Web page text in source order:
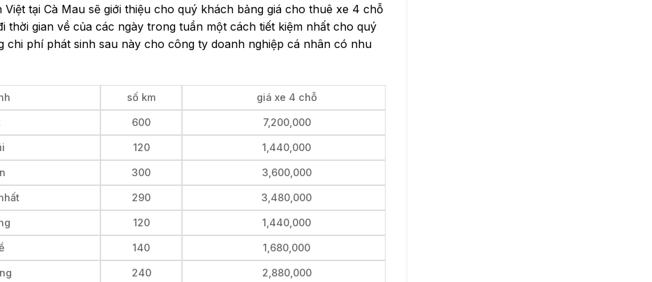
tại Cà Mau sẽ giới thiệu cho quý khách bảng giá cho thuê xe 4 chỗ
thời gian về của các ngày trong tuần một cách tiết kiệm nhất cho quý
phí phát sinh sau này cho công ty doanh nghiệp cá nhân có nhu
số km giá xe 4 chỗ
600 7,200,000
120 1,440,000
300 3,600,000
290 3,480,000
120 1,440,000
140 1,680,000
240 2,880,000